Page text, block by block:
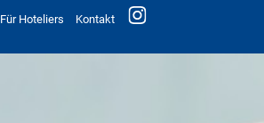
Für Hoteliers
Kontakt